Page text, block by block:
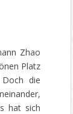
Zhao
Platz
die
hat sich